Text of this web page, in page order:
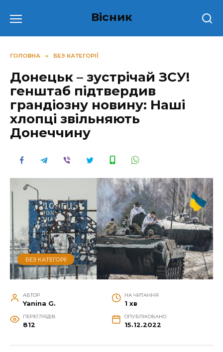
до
Вісник
ГОЛОВНА » БЕЗ КАТЕГОРІЇ
Донецьк – зустрічай ЗСУ!
генштаб підтвердив
грандіозну новину: Наші
хлопці звільняють
Донеччину
БЕЗ КАТЕГОРІЇ
АВТОР
Yanina G.
НА ЧИТАННЯ
1 хв
ПЕРЕГЛЯДІВ
812
ОПУБЛІКОВАНО
15.12.2022